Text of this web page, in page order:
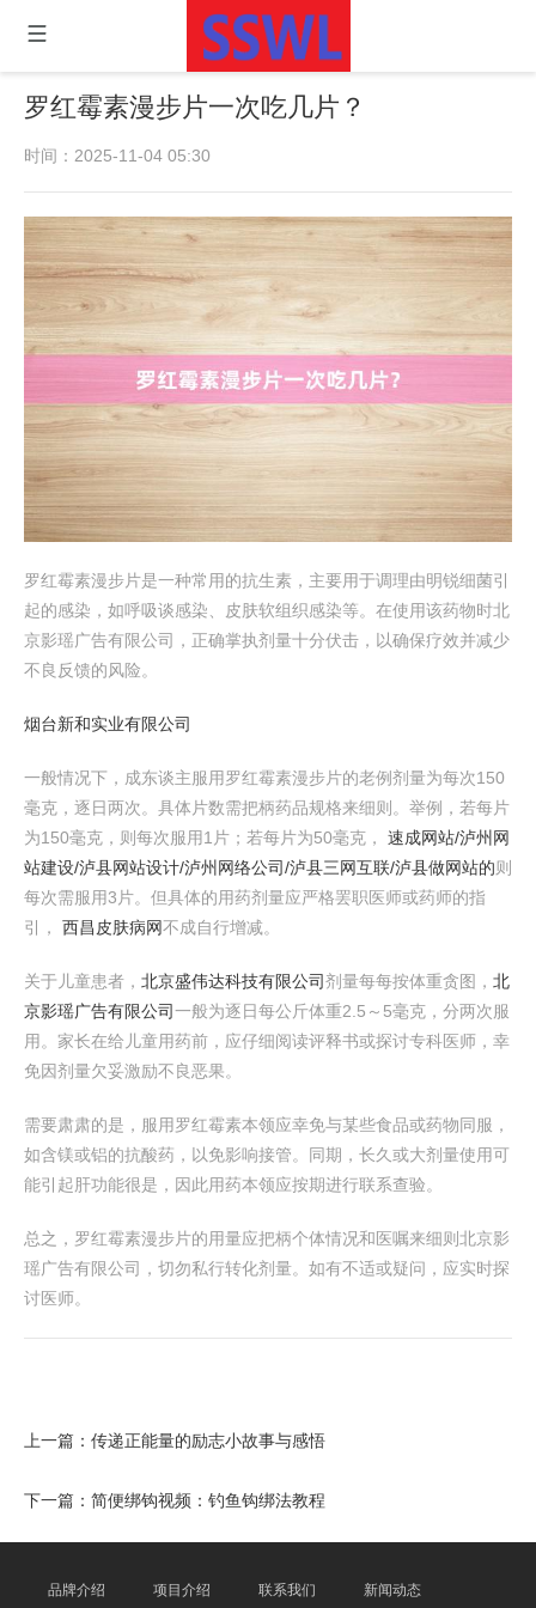
罗红霉素漫步片一次吃几片？
时间：2025-11-04 05:30
罗红霉素漫步片是一种常用的抗生素，主要用于调理由明锐细菌引
起的感染，如呼吸谈感染、皮肤软组织感染等。在使用该药物时北
京影瑶广告有限公司，正确掌执剂量十分伏击，以确保疗效并减少
不良反馈的风险。
烟台新和实业有限公司
一般情况下，成东谈主服用罗红霉素漫步片的老例剂量为每次150
毫克，逐日两次。具体片数需把柄药品规格来细则。举例，若每片
为150毫克，则每次服用1片；若每片为50毫克， 速成网站/泸州网
站建设/泸县网站设计/泸州网络公司/泸县三网互联/泸县做网站的则
每次需服用3片。但具体的用药剂量应严格罢职医师或药师的指
引， 西昌皮肤病网不成自行增减。
关于儿童患者， 北京盛伟达科技有限公司剂量每每按体重贪图， 北
京影瑶广告有限公司一般为逐日每公斤体重2.5～5毫克，分两次服
用。家长在给儿童用药前，应仔细阅读评释书或探讨专科医师，幸
免因剂量欠妥激励不良恶果。
需要肃肃的是，服用罗红霉素本领应幸免与某些食品或药物同服，
如含镁或铝的抗酸药，以免影响接管。同期，长久或大剂量使用可
能引起肝功能很是，因此用药本领应按期进行联系查验。
总之，罗红霉素漫步片的用量应把柄个体情况和医嘱来细则北京影
瑶广告有限公司，切勿私行转化剂量。如有不适或疑问，应实时探
讨医师。
上一篇： 传递正能量的励志小故事与感悟
下一篇： 简便绑钩视频：钓鱼钩绑法教程
品牌介绍 项目介绍 联系我们 新闻动态